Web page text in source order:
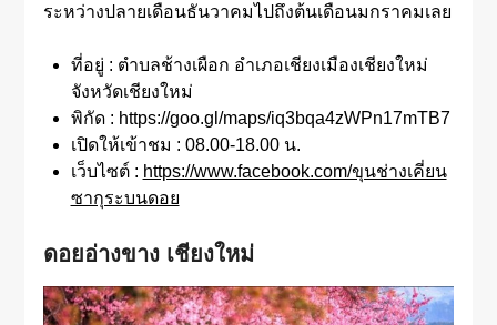
ระหว่างปลายเดือนธันวาคมไปถึงต้นเดือนมกราคมเลย
ที่อยู่ : ตำบลช้างเผือก อำเภอเชียงเมืองเชียงใหม่
จังหวัดเชียงใหม่
พิกัด : https://goo.gl/maps/iq3bqa4zWPn17mTB7
เปิดให้เข้าชม : 08.00-18.00 น.
เว็บไซต์ : https://www.facebook.com/ขุนช่างเคี่ยน
ซากุระบนดอย
ดอยอ่างขาง เชียงใหม่